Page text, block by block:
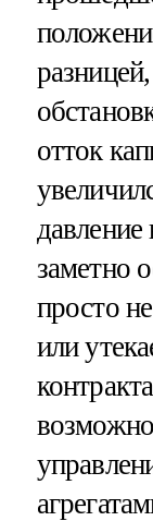
отток
заметно
просто
или